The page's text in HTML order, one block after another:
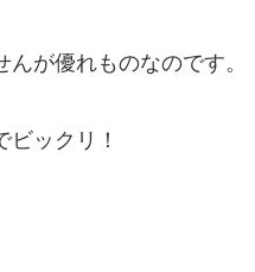
が優れものなのです。
ックリ！